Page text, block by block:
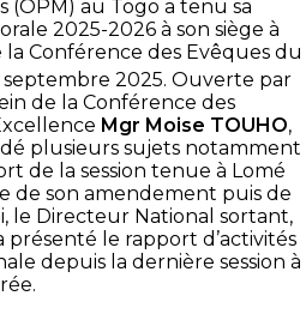
(OPM) au Togo a tenu sa
2025-2026 à son siège à
la Conférence des Evêques du
septembre 2025. Ouverte par
de la Conférence des
Mgr Moise TOUHO,
plusieurs sujets notamment
de la session tenue à Lomé
de son amendement puis de
le Directeur National sortant,
présenté le rapport d’activités
depuis la dernière session à